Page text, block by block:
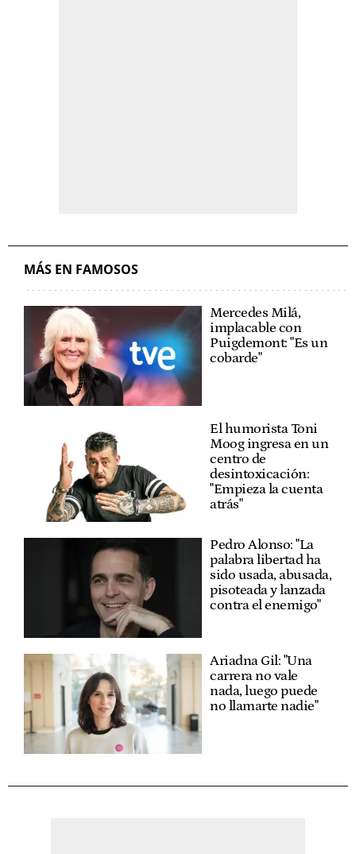
MÁS EN FAMOSOS
Mercedes Milá,
implacable con
Puigdemont: "Es un
cobarde"
El humorista Toni
Moog ingresa en un
centro de
desintoxicación:
"Empieza la cuenta
atrás"
Pedro Alonso: "La
palabra libertad ha
sido usada, abusada,
pisoteada y lanzada
contra el enemigo"
Ariadna Gil: "Una
carrera no vale
nada, luego puede
no llamarte nadie"